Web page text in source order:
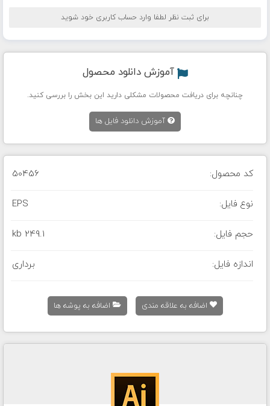
برای ثبت نظر لطفا وارد حساب کاربری خود شوید
آموزش دانلود محصول
چنانچه برای دریافت محصولات مشکلی دارید این بخش را بررسی کنید.
آموزش دانلود فایل ها
کد محصول: 50456
نوع فایل: EPS
حجم فایل: 249.1 kb
اندازه فایل: برداری
اضافه به علاقه مندی اضافه به پوشه ها